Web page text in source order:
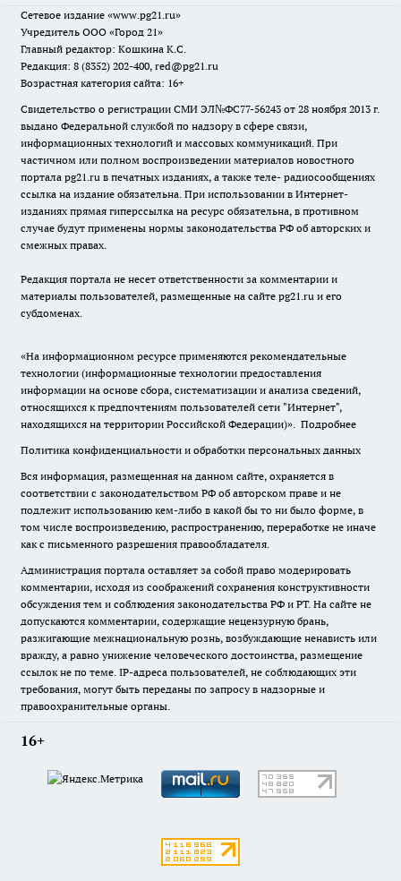
Сетевое издание «www.pg21.ru»
Учредитель ООО «Город 21»
Главный редактор: Кошкина К.С.
Редакция: 8 (8352) 202-400, red@pg21.ru
Возрастная категория сайта: 16+
Свидетельство о регистрации СМИ ЭЛ№ФС77-56243 от 28 ноября 2013 г.
выдано Федеральной службой по надзору в сфере связи,
информационных технологий и массовых коммуникаций. При
частичном или полном воспроизведении материалов новостного
портала pg21.ru в печатных изданиях, а также теле- радиосообщениях
ссылка на издание обязательна. При использовании в Интернет-
изданиях прямая гиперссылка на ресурс обязательна, в противном
случае будут применены нормы законодательства РФ об авторских и
смежных правах.
Редакция портала не несет ответственности за комментарии и
материалы пользователей, размещенные на сайте pg21.ru и его
субдоменах.
«На информационном ресурсе применяются рекомендательные
технологии (информационные технологии предоставления
информации на основе сбора, систематизации и анализа сведений,
относящихся к предпочтениям пользователей сети "Интернет",
находящихся на территории Российской Федерации)». Подробнее
Политика конфиденциальности и обработки персональных данных
Вся информация, размещенная на данном сайте, охраняется в
соответствии с законодательством РФ об авторском праве и не
подлежит использованию кем-либо в какой бы то ни было форме, в
том числе воспроизведению, распространению, переработке не иначе
как с письменного разрешения правообладателя.
Администрация портала оставляет за собой право модерировать
комментарии, исходя из соображений сохранения конструктивности
обсуждения тем и соблюдения законодательства РФ и РТ. На сайте не
допускаются комментарии, содержащие нецензурную брань,
разжигающие межнациональную рознь, возбуждающие ненависть или
вражду, а равно унижение человеческого достоинства, размещение
ссылок не по теме. IP-адреса пользователей, не соблюдающих эти
требования, могут быть переданы по запросу в надзорные и
правоохранительные органы.
16+